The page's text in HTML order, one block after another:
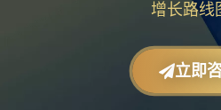
增长路线
立即